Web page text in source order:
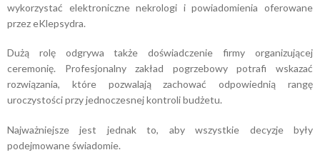
wykorzystać elektroniczne nekrologi i powiadomienia oferowane
przez eKlepsydra.
Dużą rolę odgrywa także doświadczenie firmy organizującej
ceremonię. Profesjonalny zakład pogrzebowy potrafi wskazać
rozwiązania, które pozwalają zachować odpowiednią rangę
uroczystości przy jednoczesnej kontroli budżetu.
Najważniejsze jest jednak to, aby wszystkie decyzje były
podejmowane świadomie.